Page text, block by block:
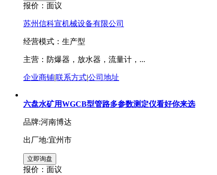
报价： 面议
苏州信科宣机械设备有限公司
经营模式：生产型
主营：防爆器，放水器，流量计，...
企业商铺|联系方式|公司地址
六盘水矿用WGCB型管路多参数测定仪看好你来选
品牌:河南博达
出厂地:宜州市
报价： 面议